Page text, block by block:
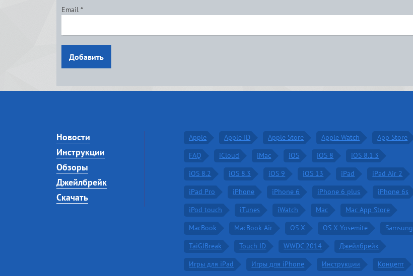
Email *
Добавить
Новости
Инструкции
Обзоры
Джейлбрейк
Скачать
Apple Apple ID Apple Store Apple Watch
App Store
FAQ
iCloud iMac iOS iOS 8
iOS 8.1.3
iOS 8.2
iOS 8.3 iOS 9 iOS 13 iPad
iPad Air 2
iPad Pro
iPhone iPhone 6 iPhone 6 plus
iPhone 6s
iPod touch
iTunes iWatch Mac
Mac App Store
MacBook
MacBook Air OS X OS X Yosemite
Samsung
TaiGJBreak
Touch ID WWDC 2014
Джейлбрейк
Игры для iPad
Игры для iPhone Инструкции Концепт